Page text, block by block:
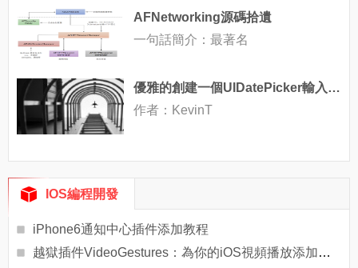
AFNetworking源碼拾遺
一句話簡介：最著名
優雅的創建一個UIDatePicker輸入鍵盤
作者：KevinT
IOS編程開發
iPhone6通知中心插件添加教程
越獄插件VideoGestures：為你的iOS視頻播放添加手勢功能